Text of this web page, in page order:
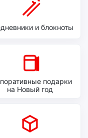
и блокноты
подарки
на Новый год